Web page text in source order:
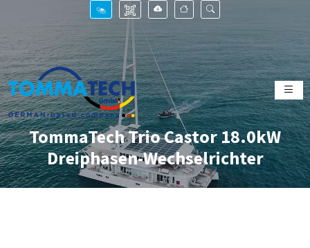
TommaTech Trio Castor 18.0kW
Dreiphasen-Wechselrichter